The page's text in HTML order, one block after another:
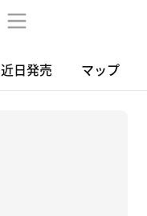
近日発売 マップ